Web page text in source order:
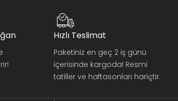
Hızlı Teslimat
Paketiniz en geç 2 iş günü
içerisinde kargoda! Resmi
tatiller ve haftasonları hariçtir.